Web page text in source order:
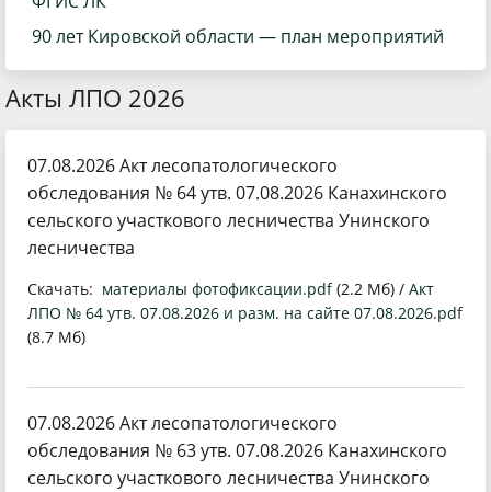
90 лет Кировской области — план мероприятий
Акты ЛПО 2026
07.08.2026 Акт лесопатологического
обследования № 64 утв. 07.08.2026 Канахинского
сельского участкового лесничества Унинского
лесничества
Скачать: материалы фотофиксации.pdf(2.2 Мб) / Акт
ЛПО № 64 утв. 07.08.2026 и разм. на сайте 07.08.2026.pdf
(8.7 Мб)
07.08.2026 Акт лесопатологического
обследования № 63 утв. 07.08.2026 Канахинского
сельского участкового лесничества Унинского